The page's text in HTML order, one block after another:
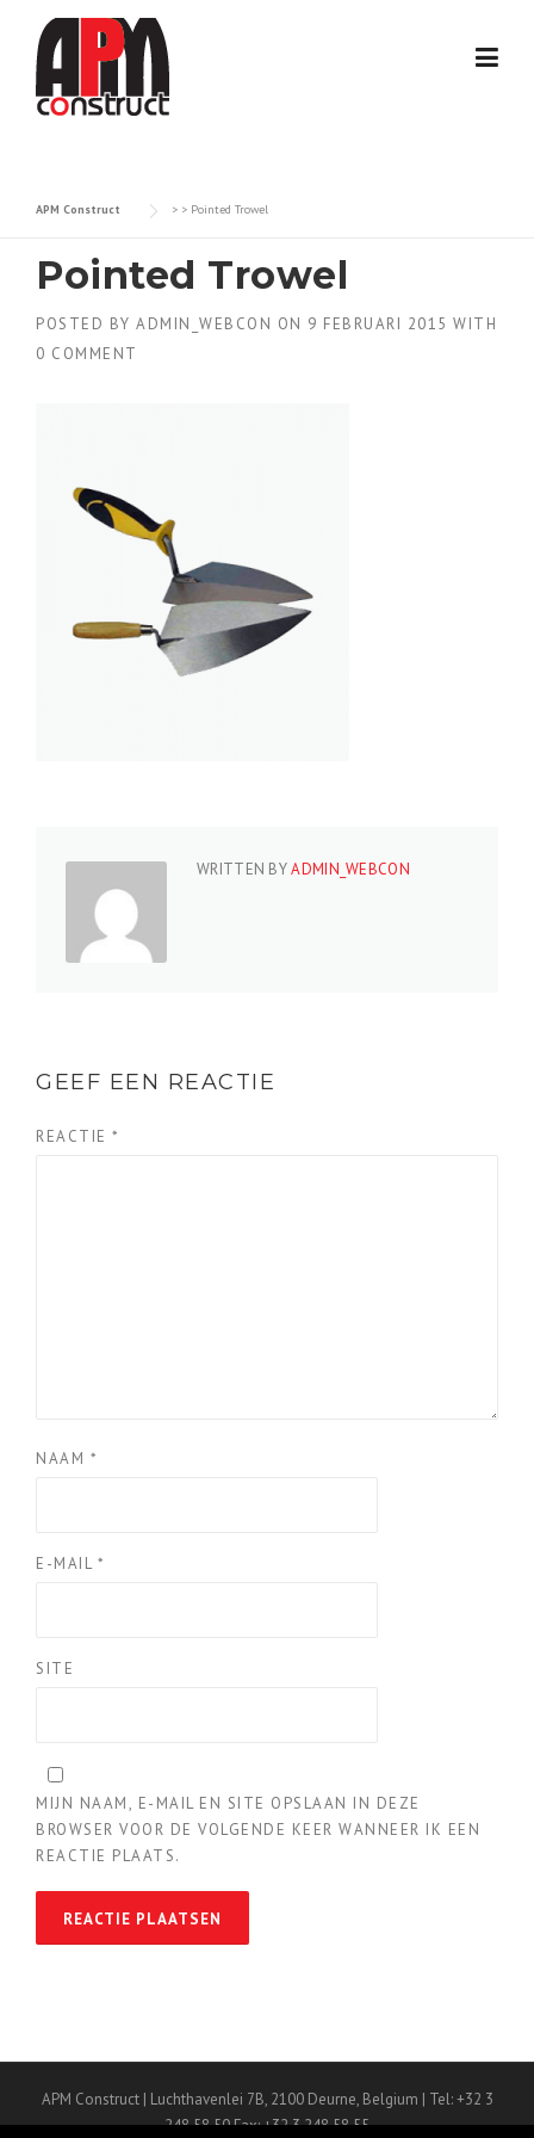
content
APM Construct > > Pointed Trowel
Pointed Trowel
POSTED BY ADMIN_WEBCON ON 9 FEBRUARI 2015 WITH
0 COMMENT
WRITTEN BYADMIN_WEBCON
GEEF EEN REACTIE
REACTIE *
NAAM *
E-MAIL *
SITE
MIJN NAAM, E-MAIL EN SITE OPSLAAN IN DEZE
BROWSER VOOR DE VOLGENDE KEER WANNEER IK EEN
REACTIE PLAATS.
APM Construct | Luchthavenlei 7B, 2100 Deurne, Belgium | Tel: +32 3
248 58 50 Fax: +32 3 248 58 55